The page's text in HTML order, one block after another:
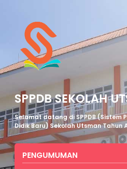
SPPDB SEKOLAH
Selamat datang di SPPDB (Sistem
Didik Baru) Sekolah Utsman Tahun
PENGUMUMAN